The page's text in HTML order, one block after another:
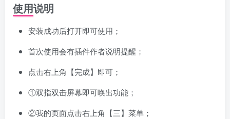
使用说明
安装成功后打开即可使用；
首次使用会有插件作者说明提醒；
点击右上角【完成】即可；
①双指双击屏幕即可唤出功能；
②我的页面点击右上角【三】菜单；